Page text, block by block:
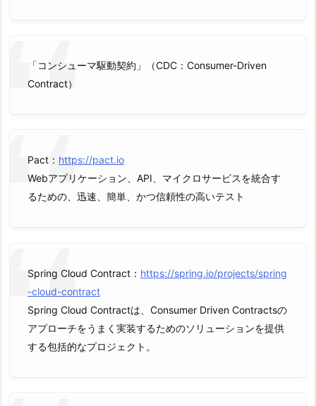
「コンシューマ駆動契約」（CDC：Consumer-Driven
Contract）
Pact： https://pact.io
Webアプリケーション、API、マイクロサービスを統合す
るための、迅速、簡単、かつ信頼性の高いテスト
Spring Cloud Contract： https://spring.io/projects/spring
-cloud-contract
Spring Cloud Contractは、Consumer Driven Contractsの
アプローチをうまく実装するためのソリューションを提供
する包括的なプロジェクト。